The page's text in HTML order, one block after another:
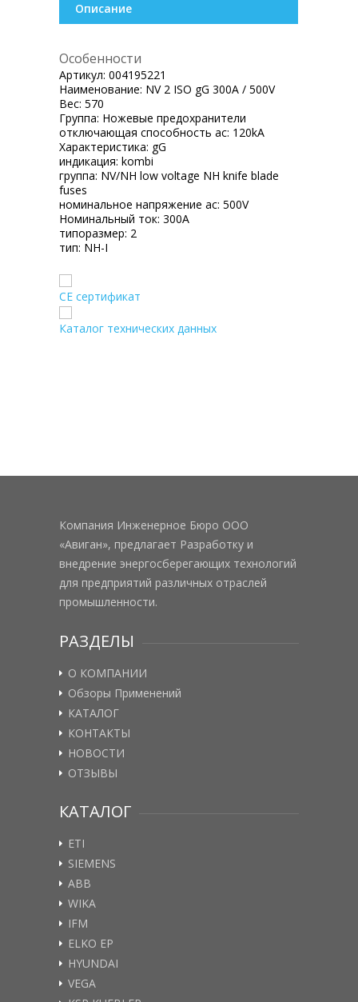
Описание
Особенности
Артикул: 004195221
Наименование: NV 2 ISO gG 300A / 500V
Вес: 570
Группа: Ножевые предохранители
отключающая способность ac: 120kA
Характеристика: gG
индикация: kombi
группа: NV/NH low voltage NH knife blade
fuses
номинальное напряжение ac: 500V
Номинальный ток: 300A
типоразмер: 2
тип: NH-I
CE сертификат
Каталог технических данных
Компания Инженерное Бюро ООО
«Авиган», предлагает Разработку и
внедрение энергосберегающих технологий
для предприятий различных отраслей
промышленности.
РАЗДЕЛЫ
О КОМПАНИИ
Обзоры Применений
КАТАЛОГ
КОНТАКТЫ
НОВОСТИ
ОТЗЫВЫ
КАТАЛОГ
ETI
SIEMENS
ABB
WIKA
IFM
ELKO EP
HYUNDAI
VEGA